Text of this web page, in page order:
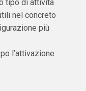
tipo di attività
nel concreto
più
l’attivazione